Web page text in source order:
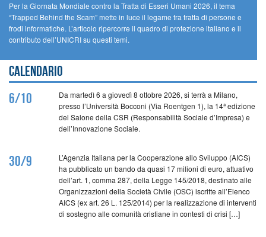
Per la Giornata Mondiale contro la Tratta di Esseri Umani 2026, il tema
“Trapped Behind the Scam” mette in luce il legame tra tratta di persone e
frodi informatiche. L’articolo ripercorre il quadro di protezione italiano e il
contributo dell’UNICRI su questi temi.
Calendario
6/10
Da martedì 6 a giovedì 8 ottobre 2026, si terrà a Milano,
presso l’Università Bocconi (Via Roentgen 1), la 14ª edizione
del Salone della CSR (Responsabilità Sociale d’Impresa) e
dell’Innovazione Sociale.
30/9
L’Agenzia Italiana per la Cooperazione allo Sviluppo (AICS)
ha pubblicato un bando da quasi 17 milioni di euro, attuativo
dell’art. 1, comma 287, della Legge 145/2018, destinato alle
Organizzazioni della Società Civile (OSC) iscritte all’Elenco
AICS (ex art. 26 L. 125/2014) per la realizzazione di interventi
di sostegno alle comunità cristiane in contesti di crisi […]